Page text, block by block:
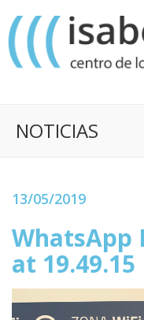
NOTICIAS
13/05/2019
WhatsApp
at 19.49.15